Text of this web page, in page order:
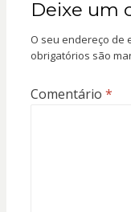
Deixe um
O seu endereço de
obrigatórios são
Comentário *